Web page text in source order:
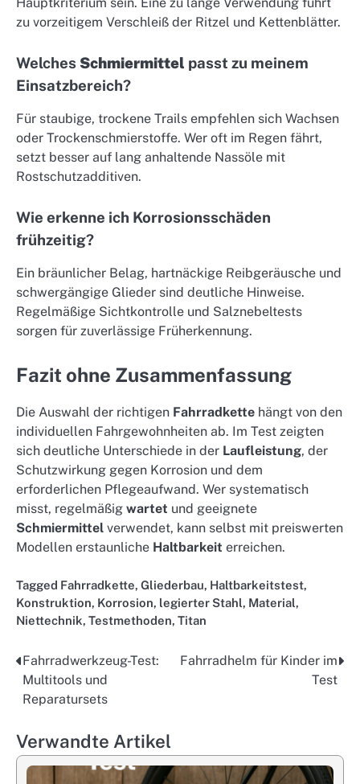
zu vorzeitigem Verschleiß der Ritzel und Kettenblätter.
Welches Schmiermittel passt zu meinem
Einsatzbereich?
Für staubige, trockene Trails empfehlen sich Wachsen
oder Trockenschmierstoffe. Wer oft im Regen fährt,
setzt besser auf lang anhaltende Nassöle mit
Rostschutzadditiven.
Wie erkenne ich Korrosionsschäden
frühzeitig?
Ein bräunlicher Belag, hartnäckige Reibgeräusche und
schwergängige Glieder sind deutliche Hinweise.
Regelmäßige Sichtkontrolle und Salznebeltests
sorgen für zuverlässige Früherkennung.
Fazit ohne Zusammenfassung
Die Auswahl der richtigen Fahrradkette hängt von den
individuellen Fahrgewohnheiten ab. Im Test zeigten
sich deutliche Unterschiede in der Laufleistung, der
Schutzwirkung gegen Korrosion und dem
erforderlichen Pflegeaufwand. Wer systematisch
misst, regelmäßig wartet und geeignete
Schmiermittel verwendet, kann selbst mit preiswerten
Modellen erstaunliche Haltbarkeit erreichen.
Tagged Fahrradkette, Gliederbau, Haltbarkeitstest,
Konstruktion, Korrosion, legierter Stahl, Material,
Niettechnik, Testmethoden, Titan
Post
navigation
Fahrradwerkzeug-Test:
Multitools und
Reparatursets
Fahrradhelm für Kinder im
Test
Verwandte Artikel